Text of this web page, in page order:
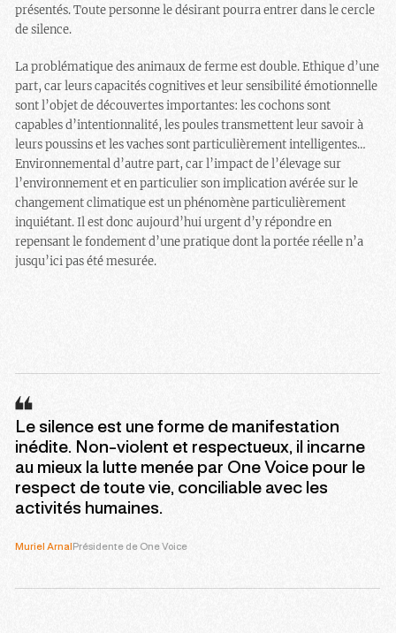
présentés. Toute personne le désirant pourra entrer dans le cercle
de silence.
La problématique des animaux de ferme est double. Ethique d’une
part, car leurs capacités cognitives et leur sensibilité émotionnelle
sont l’objet de découvertes importantes: les cochons sont
capables d’intentionnalité, les poules transmettent leur savoir à
leurs poussins et les vaches sont particulièrement intelligentes…
Environnemental d’autre part, car l’impact de l’élevage sur
l’environnement et en particulier son implication avérée sur le
changement climatique est un phénomène particulièrement
inquiétant. Il est donc aujourd’hui urgent d’y répondre en
repensant le fondement d’une pratique dont la portée réelle n’a
jusqu’ici pas été mesurée.
Le silence est une forme de manifestation
inédite. Non-violent et respectueux, il incarne
au mieux la lutte menée par One Voice pour le
respect de toute vie, conciliable avec les
activités humaines.
Muriel Arnal Présidente de One Voice